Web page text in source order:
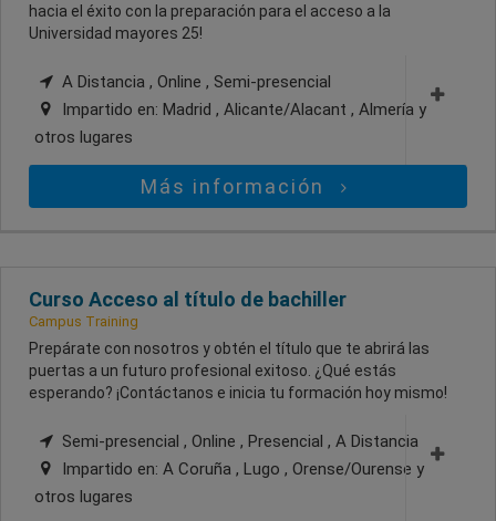
hacia el éxito con la preparación para el acceso a la
Universidad mayores 25!
A Distancia , Online , Semi-presencial
Impartido en: Madrid , Alicante/Alacant , Almería y
otros lugares
Más información
Curso Acceso al título de bachiller
Campus Training
Prepárate con nosotros y obtén el título que te abrirá las
puertas a un futuro profesional exitoso. ¿Qué estás
esperando? ¡Contáctanos e inicia tu formación hoy mismo!
Semi-presencial , Online , Presencial , A Distancia
Impartido en: A Coruña , Lugo , Orense/Ourense y
otros lugares